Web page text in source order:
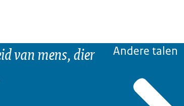
van mens, dier
Andere talen